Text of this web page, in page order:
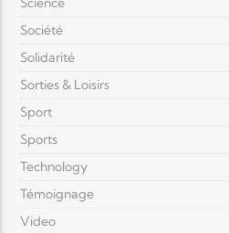
Société
Solidarité
Sorties & Loisirs
Sport
Sports
Technology
Témoignage
Video